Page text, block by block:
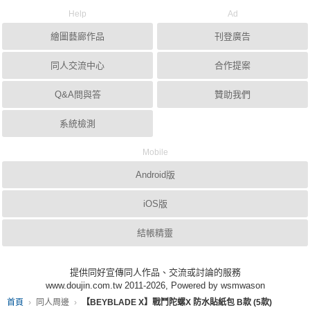
首頁 同人周邊 【BEYBLADE X】戰鬥陀螺X 防水貼紙包 B款 (5款)
Help
繪圖藝廊作品
同人交流中心
Q&A問與答
系統檢測
Ad
刊登廣告
合作提案
贊助我們
Mobile
Android版
iOS版
結帳精靈
提供同好宣傳同人作品、交流或討論的服務
www.doujin.com.tw 2011-2026, Powered by wsmwason